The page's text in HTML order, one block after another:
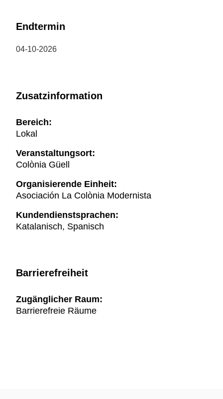
Endtermin
04-10-2026
Zusatzinformation
Bereich:
Lokal
Veranstaltungsort:
Colònia Güell
Organisierende Einheit:
Asociación La Colònia Modernista
Kundendienstsprachen:
Katalanisch, Spanisch
Barrierefreiheit
Zugänglicher Raum:
Barrierefreie Räume